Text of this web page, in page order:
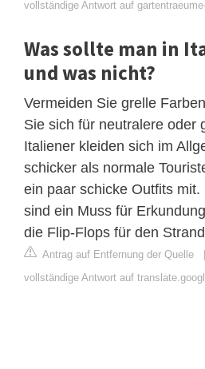
vollständige Antwort auf
Was sollte man in
und was nicht?
Vermeiden Sie grelle
Sie sich für neutralere oder
Italiener kleiden sich im
schicker als normale
ein paar schicke Outfits
sind ein Muss für
die Flip-Flops für den
Antrag auf Entfernung der Quelle
vollständige Antwort auf